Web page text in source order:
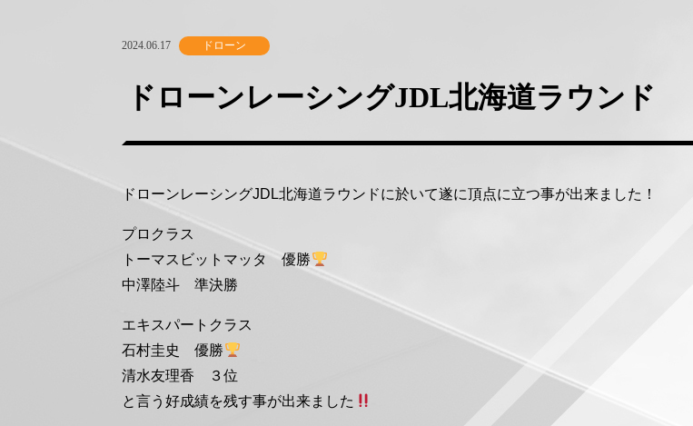
2024.06.17 ドローン
ドローンレーシングJDL北海道ラウンド
ドローンレーシングJDL北海道ラウンドに於いて遂に頂点に立つ事が出来ました！
プロクラス
トーマスビットマッタ 優勝
中澤陸斗 準決勝
エキスパートクラス
石村圭史 優勝
清水友理香 ３位
と言う好成績を残す事が出来ました